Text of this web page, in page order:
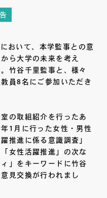
おいて、本学監事との意
ら大学の未来を考え
竹谷千里監事と、様々
員8名にご参加いただき
の取組紹介を行ったあ
1月に行った女性・男性
推進に係る意識調査」
女性活躍推進」の次な
」をキーワードに竹谷
見交換が行われまし